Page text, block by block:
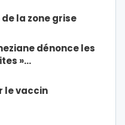
la zone grise
dénonce les
»…
le vaccin